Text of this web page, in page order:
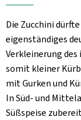
Aktuelles
B2B
Die Zucchini
eigenständiges
Verkleinerung
somit kleiner
mit Gurken und
In Süd- und
Süßspeise